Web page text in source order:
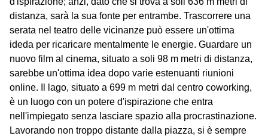
distanza, sarà la sua fonte per entrambe. Trascorrere una
serata nel teatro delle vicinanze può essere un'ottima
ideda per ricaricare mentalmente le energie. Guardare un
nuovo film al cinema, situato a soli 98 m metri di distanza,
sarebbe un'ottima idea dopo varie estenuanti riunioni
online. Il lago, situato a 699 m metri dal centro coworking,
è un luogo con un potere d'ispirazione che entra
nell'impiegato senza lasciare spazio alla procrastinazione.
Lavorando non troppo distante dalla piazza, si è sempre